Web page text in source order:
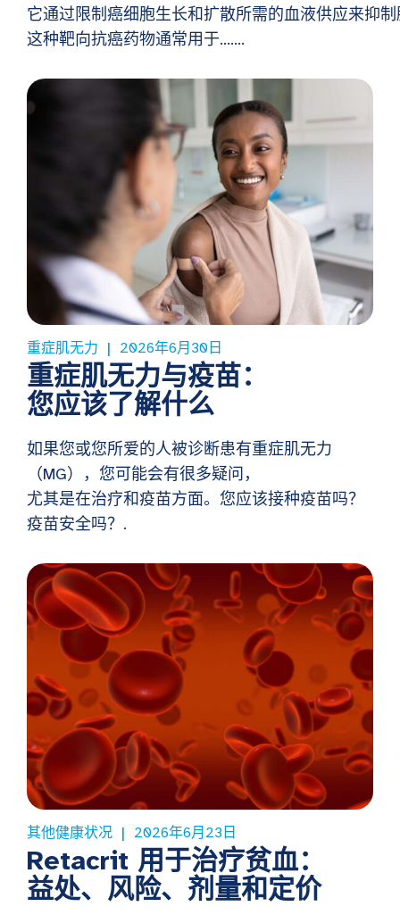
它通过限制癌细胞生长和扩散所需的血液供应来抑
这种靶向抗癌药物通常用于…….
重症肌无力 2026年6月30日
重症肌无力与疫苗：
您应该了解什么
如果您或您所爱的人被诊断患有重症肌无力
（MG），您可能会有很多疑问，
尤其是在治疗和疫苗方面。您应该接种疫苗吗？
疫苗安全吗？.
其他健康状况 2026年6月23日
Retacrit 用于治疗贫血：
益处、风险、剂量和定价